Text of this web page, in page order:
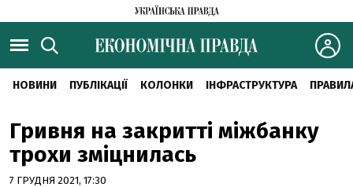
НОВИНИ ПУБЛІКАЦІЇ КОЛОНКИ ІНФРАСТРУКТУРА
Гривня на закритті міжбанку
трохи зміцнилась
7 ГРУДНЯ 2021, 17:30